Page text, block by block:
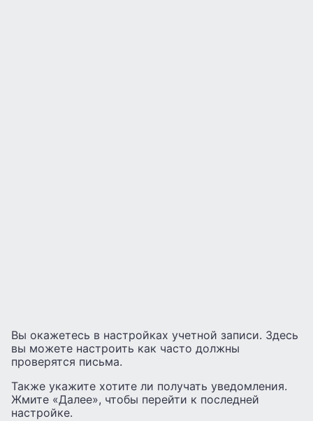
Вы окажетесь в настройках учетной записи. Здесь
вы можете настроить как часто должны
проверятся письма.
Также укажите хотите ли получать уведомления.
Жмите «Далее», чтобы перейти к последней
настройке.